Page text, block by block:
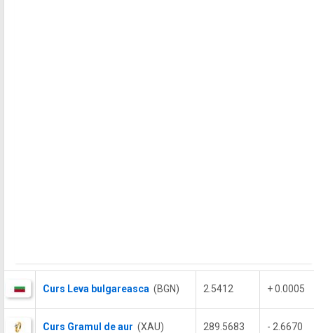
Curs Leva bulgareasca (BGN) 2.5412 + 0.0005
Curs Gramul de aur (XAU) 289.5683 - 2.6670